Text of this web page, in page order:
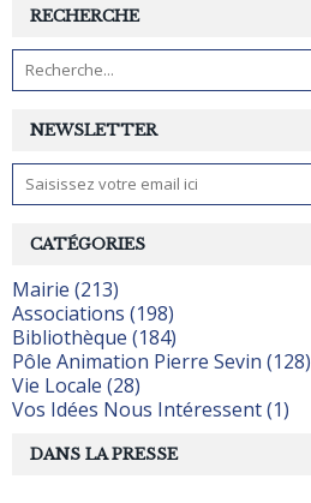
NEWSLETTER
RECHERCHE
CATÉGORIES
Mairie (213)
Associations (198)
Bibliothèque (184)
Pôle Animation Pierre Sevin (128)
Vie Locale (28)
Vos Idées Nous Intéressent (1)
DANS LA PRESSE